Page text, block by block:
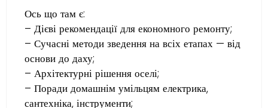
Ось що там є:
– Дієві рекомендації для економного ремонту;
– Сучасні методи зведення на всіх етапах — від
основи до даху;
– Архітектурні рішення оселі;
– Поради домашнім умільцям електрика,
сантехніка, інструменти;